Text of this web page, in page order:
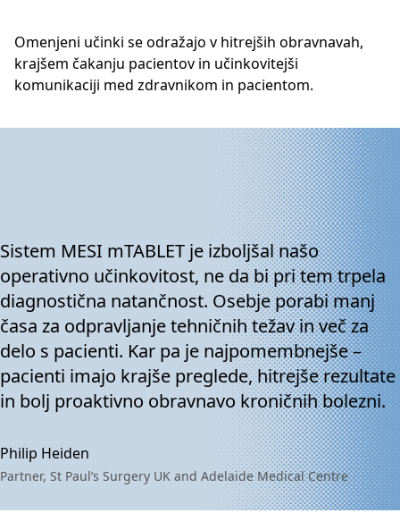
Omenjeni učinki se odražajo v hitrejših obravnavah,
krajšem čakanju pacientov in učinkovitejši
komunikaciji med zdravnikom in pacientom.
Sistem MESI mTABLET je izboljšal našo
operativno učinkovitost, ne da bi pri tem trpela
diagnostična natančnost. Osebje porabi manj
časa za odpravljanje tehničnih težav in več za
delo s pacienti. Kar pa je najpomembnejše –
pacienti imajo krajše preglede, hitrejše rezultate
in bolj proaktivno obravnavo kroničnih bolezni.
Philip Heiden
Partner, St Paul’s Surgery UK and Adelaide Medical Centre